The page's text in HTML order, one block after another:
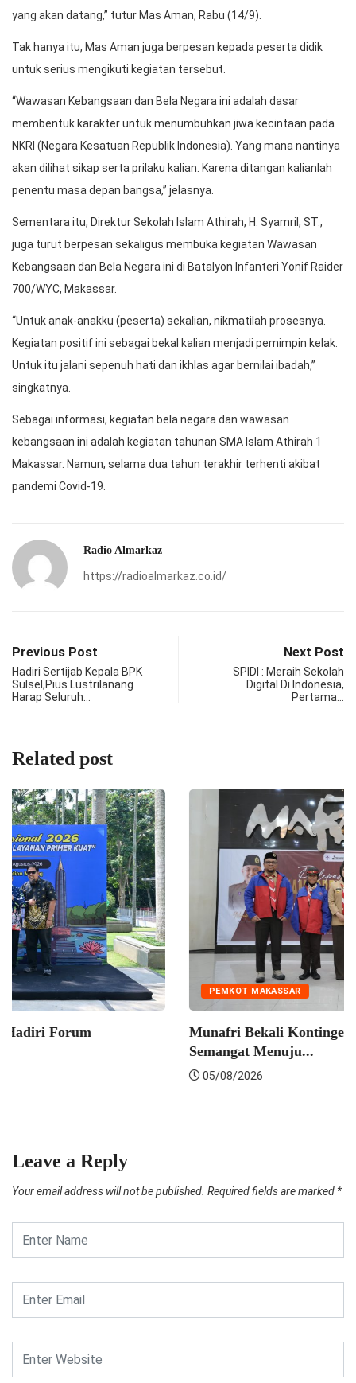
yang akan datang,” tutur Mas Aman, Rabu (14/9).
Tak hanya itu, Mas Aman juga berpesan kepada peserta didik
untuk serius mengikuti kegiatan tersebut.
“Wawasan Kebangsaan dan Bela Negara ini adalah dasar
membentuk karakter untuk menumbuhkan jiwa kecintaan pada
NKRI (Negara Kesatuan Republik Indonesia). Yang mana nantinya
akan dilihat sikap serta prilaku kalian. Karena ditangan kalianlah
penentu masa depan bangsa,” jelasnya.
Sementara itu, Direktur Sekolah Islam Athirah, H. Syamril, ST.,
juga turut berpesan sekaligus membuka kegiatan Wawasan
Kebangsaan dan Bela Negara ini di Batalyon Infanteri Yonif Raider
700/WYC, Makassar.
“Untuk anak-anakku (peserta) sekalian, nikmatilah prosesnya.
Kegiatan positif ini sebagai bekal kalian menjadi pemimpin kelak.
Untuk itu jalani sepenuh hati dan ikhlas agar bernilai ibadah,”
singkatnya.
Sebagai informasi, kegiatan bela negara dan wawasan
kebangsaan ini adalah kegiatan tahunan SMA Islam Athirah 1
Makassar. Namun, selama dua tahun terakhir terhenti akibat
pandemi Covid-19.
Radio Almarkaz
https://radioalmarkaz.co.id/
Previous Post
Hadiri Sertijab Kepala BPK
Sulsel,Pius Lustrilanang
Harap Seluruh…
Next Post
SPIDI : Meraih Sekolah
Digital Di Indonesia,
Pertama…
Related post
Tak Ada Lelang Ulang, Pemkot Makassar Percepat...
Leave a Reply
Your email address will not be published. Required fields are marked *